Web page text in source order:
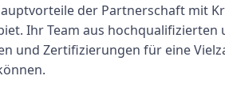
der Partnerschaft mit
Ihr Team aus
und Zertifizierungen für eine